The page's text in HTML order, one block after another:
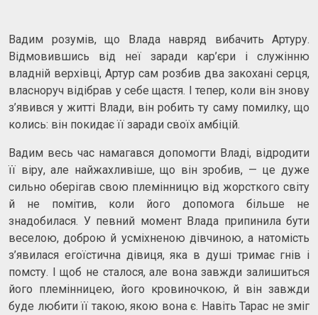
Вадим розумів, що Влада навряд вибачить Артуру.
Відмовившись від неї заради кар’єри і служінню
владній верхівці, Артур сам розбив два закохані серця,
власноруч відібрав у себе щастя. І тепер, коли він знову
з’явився у житті Влади, він робить ту саму помилку, що
колись: він покидає її заради своїх амбіцій.
Вадим весь час намагався допомогти Владі, відродити
її віру, але найжахливіше, що він зробив, — це дуже
сильно оберігав свою племінницю від жорсткого світу
й не помітив, коли його допомога більше не
знадобилася. У певний момент Влада припинила бути
веселою, доброю й усміхненою дівчиною, а натомість
з’явилася егоїстична дівиця, яка в душі тримає гнів і
помсту. І щоб не сталося, але вона завжди залишиться
його племінницею, його кровиночкою, й він завжди
буде любити її такою, якою вона є. Навіть Тарас не зміг